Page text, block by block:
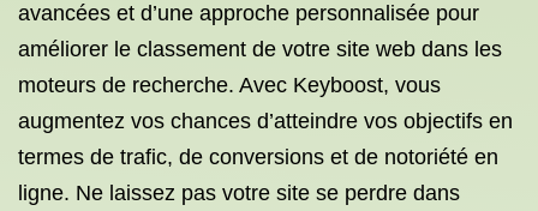
avancées et d’une approche personnalisée pour
améliorer le classement de votre site web dans les
moteurs de recherche. Avec Keyboost, vous
augmentez vos chances d’atteindre vos objectifs en
termes de trafic, de conversions et de notoriété en
ligne. Ne laissez pas votre site se perdre dans